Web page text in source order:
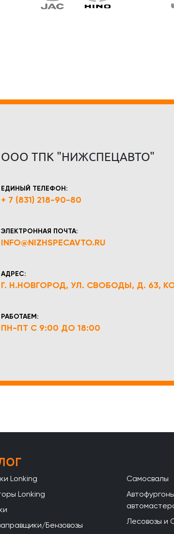
ООО ТПК "НИЖСПЕЦАВТО"
ЕДИНЫЙ ТЕЛЕФОН:
+ 7 (831) 218-90-80
ЭЛЕКТРОННАЯ ПОЧТА:
INFO@NIZHSPECAVTO.RU
АДРЕС:
Г. Н.НОВГОРОД, УЛ. СВОБОДЫ, Д. 63,
РАБОТАЕМ:
ПН-ПТ С 9:00 ДО 18:00
Погрузчики Lonking
Экскаваторы Lonking
Бензовозы
Самосвалы
Автофургоны DongFeng, JAC,
Лесовозы и